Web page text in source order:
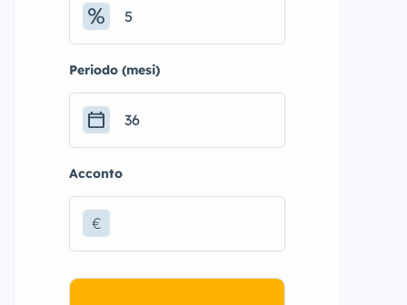
Periodo (mesi)
Acconto
€